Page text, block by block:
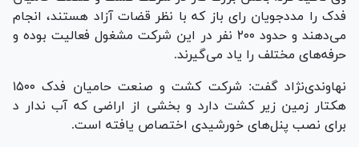
فدک را مددجویان رای باز که با نظر قضات آزاد هستند، انجام
می‌دهند و حدود ۲۰۰ نفر در این شرکت مشغول فعالیت بوده و
حرفه‌های مختلف را یاد می‌گیرند.
نهاوندی‌نژاد گفت: شرکت کشت و صنعت حامیان فدک ۱۵۰۰
هکتار زمین زیر کشت دارد و بخشی از اراضی که آب ندار د
برای نصب پنل‌های خورشیدی اختصاص یافته است.